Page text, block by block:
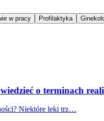
w pracy Profilaktyka
o terminach
Niektóre leki trz…